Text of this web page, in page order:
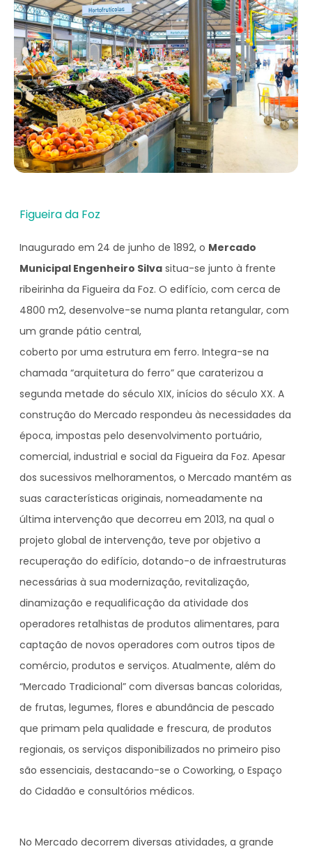
Figueira da Foz
Inaugurado em 24 de junho de 1892, o Mercado
Municipal Engenheiro Silva situa-se junto à frente
ribeirinha da Figueira da Foz. O edifício, com cerca de
4800 m2, desenvolve-se numa planta retangular, com
um grande pátio central,
coberto por uma estrutura em ferro. Integra-se na
chamada “arquitetura do ferro” que caraterizou a
segunda metade do século XIX, inícios do século XX. A
construção do Mercado respondeu às necessidades da
época, impostas pelo desenvolvimento portuário,
comercial, industrial e social da Figueira da Foz. Apesar
dos sucessivos melhoramentos, o Mercado mantém as
suas características originais, nomeadamente na
última intervenção que decorreu em 2013, na qual o
projeto global de intervenção, teve por objetivo a
recuperação do edifício, dotando-o de infraestruturas
necessárias à sua modernização, revitalização,
dinamização e requalificação da atividade dos
operadores retalhistas de produtos alimentares, para
captação de novos operadores com outros tipos de
comércio, produtos e serviços. Atualmente, além do
“Mercado Tradicional” com diversas bancas coloridas,
de frutas, legumes, flores e abundância de pescado
que primam pela qualidade e frescura, de produtos
regionais, os serviços disponibilizados no primeiro piso
são essenciais, destacando-se o Coworking, o Espaço
do Cidadão e consultórios médicos.
No Mercado decorrem diversas atividades, a grande